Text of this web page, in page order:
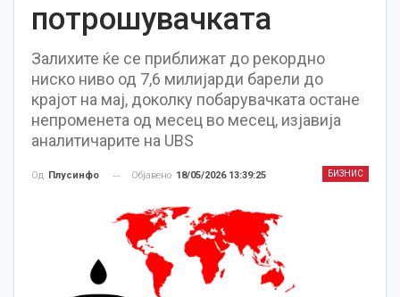
потрошувачката
Залихите ќе се приближат до рекордно
ниско ниво од 7,6 милијарди барели до
крајот на мај, доколку побарувачката остане
непроменета од месец во месец, изјавија
аналитичарите на UBS
БИЗНИС
Од Плусинфо Објавено 18/05/2026 13:39:25